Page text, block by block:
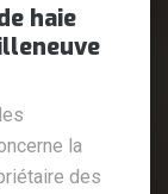
haie
la
des